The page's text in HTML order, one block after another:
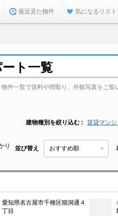
最近見た物件 気になるリスト
ト一覧
件一覧で賃料や間取り、外観写真をご覧
建物種別を絞り込む 賃貸マンシ
り
並び替え
愛知県名古屋市千種区猫洞通４
丁目